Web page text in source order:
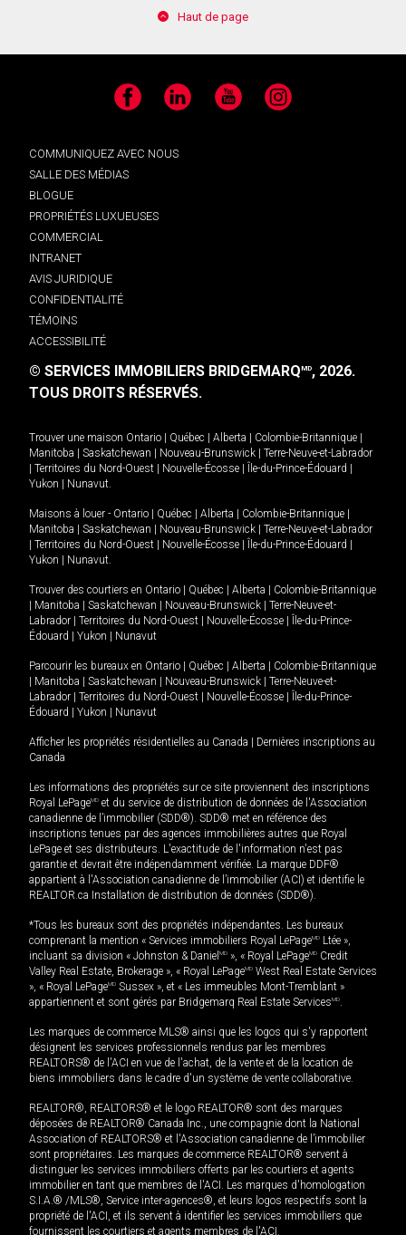
Haut de page
Facebook LinkedIn YouTube Instagram
COMMUNIQUEZ AVEC NOUS
SALLE DES MÉDIAS
BLOGUE
PROPRIÉTÉS LUXUEUSES
COMMERCIAL
INTRANET
AVIS JURIDIQUE
CONFIDENTIALITÉ
TÉMOINS
ACCESSIBILITÉ
© SERVICES IMMOBILIERS BRIDGEMARQMD, 2026.
TOUS DROITS RÉSERVÉS.
Trouver une maison Ontario Québec Alberta Colombie-Britannique
Manitoba
Saskatchewan Nouveau-Brunswick
Terre-Neuve-et-Labrador
Territoires du Nord-Ouest Nouvelle-Écosse Île-du-Prince-Édouard
Yukon
Nunavut.
Maisons à louer - Ontario Québec Alberta Colombie-Britannique
Manitoba
Saskatchewan Nouveau-Brunswick
Terre-Neuve-et-Labrador
Territoires du Nord-Ouest Nouvelle-Écosse Île-du-Prince-Édouard
Yukon
Nunavut.
Trouver des courtiers en Ontario Québec Alberta
Colombie-Britannique
Manitoba Saskatchewan Nouveau-Brunswick
Terre-Neuve-et-
Labrador
Territoires du Nord-Ouest Nouvelle-Écosse
Île-du-Prince-
Édouard
Yukon Nunavut
Parcourir les bureaux en Ontario Québec Alberta
Colombie-Britannique
Manitoba Saskatchewan Nouveau-Brunswick
Terre-Neuve-et-
Labrador
Territoires du Nord-Ouest Nouvelle-Écosse
Île-du-Prince-
Édouard
Yukon Nunavut
Afficher les propriétés résidentielles au Canada
Dernières inscriptions au
Canada
Les informations des propriétés sur ce site proviennent des inscriptions
Royal LePageMD et du service de distribution de données de l'Association
canadienne de l’immobilier (SDD®). SDD® met en référence des
inscriptions tenues par des agences immobilières autres que Royal
LePage et ses distributeurs. L'exactitude de l'information n'est pas
garantie et devrait être indépendamment vérifiée. La marque DDF®
appartient à l'Association canadienne de l’immobilier (ACI) et identifie le
REALTOR.ca Installation de distribution de données (SDD®).
*Tous les bureaux sont des propriétés indépendantes. Les bureaux
comprenant la mention « Services immobiliers Royal LePageMD Ltée »,
incluant sa division « Johnston & Daniel MD », « Royal LePageMD Credit
Valley Real Estate, Brokerage », « Royal LePageMD West Real Estate Services
», « Royal LePageMD Sussex », et « Les immeubles Mont-Tremblant »
appartiennent et sont gérés par Bridgemarq Real Estate ServicesMD.
Les marques de commerce MLS® ainsi que les logos qui s'y rapportent
désignent les services professionnels rendus par les membres
REALTORS® de l'ACI en vue de l'achat, de la vente et de la location de
biens immobiliers dans le cadre d'un système de vente collaborative.
REALTOR®, REALTORS® et le logo REALTOR® sont des marques
déposées de REALTOR® Canada Inc., une compagnie dont la National
Association of REALTORS® et l'Association canadienne de l’immobilier
sont propriétaires. Les marques de commerce REALTOR® servent à
distinguer les services immobiliers offerts par les courtiers et agents
immobilier en tant que membres de l'ACI. Les marques d'homologation
S.I.A.® /MLS®, Service inter-agences®, et leurs logos respectifs sont la
propriété de l'ACI, et ils servent à identifier les services immobiliers que
fournissent les courtiers et agents membres de l'ACI.